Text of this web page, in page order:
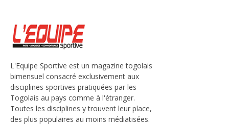
L'Equipe Sportive est un magazine togolais
bimensuel consacré exclusivement aux
disciplines sportives pratiquées par les
Togolais au pays comme à l'étranger.
Toutes les disciplines y trouvent leur place,
des plus populaires au moins médiatisées.